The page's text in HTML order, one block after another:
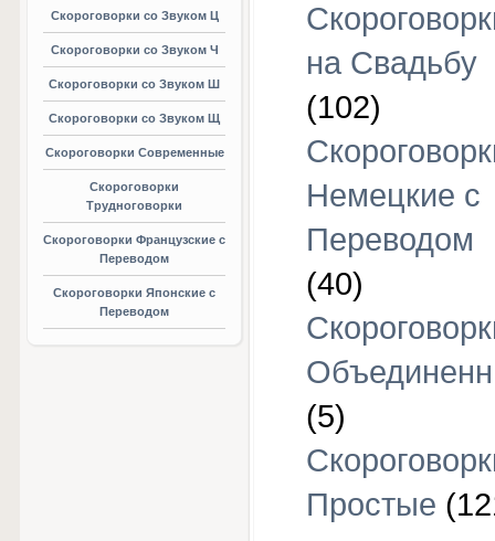
Скороговорки со Звуком Ц
Скороговорки со Звуком Ч
Скороговорки со Звуком Ш
Скороговорки со Звуком Щ
Скороговорки Современные
Скороговорки
Трудноговорки
Скороговорки Французские с
Переводом
Скороговорки Японские с
Переводом
на Свадьбу
(102)
Немецкие с
Переводом
(40)
(5)
Простые